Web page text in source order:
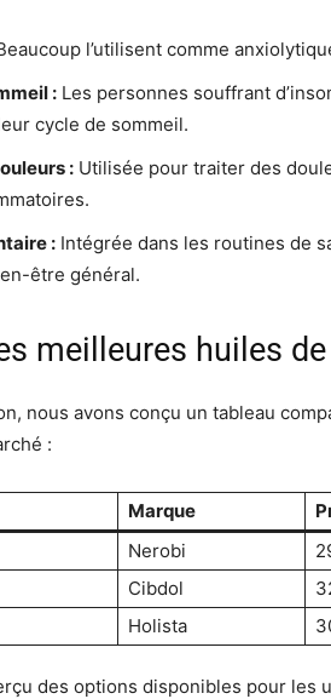
l’utilisent comme
: Les personnes souffrant
cycle de sommeil.
: Utilisée pour traiter des
: Intégrée dans les routines de
être général.
meilleures huiles de
nous avons conçu un tableau
:
Marque
Nerobi
Cibdol
Holista
des options disponibles pour les